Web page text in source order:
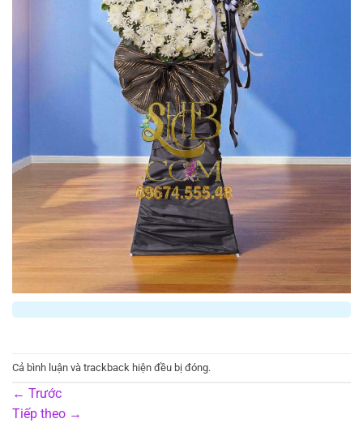
Cả bình luận và trackback hiện đều bị đóng.
← Trước
Tiếp theo →